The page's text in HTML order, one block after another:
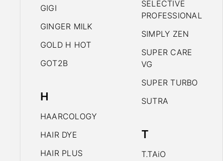
GIGI
GINGER MILK
GOLD H HOT
GOT2B
H
HAARCOLOGY
HAIR DYE
HAIR PLUS
SELECTIVE
PROFESSIONAL
SIMPLY ZEN
SUPER CARE
VG
SUPER TURBO
SUTRA
T
T.TAiO